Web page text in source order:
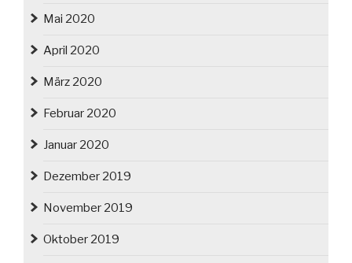
Mai 2020
April 2020
März 2020
Februar 2020
Januar 2020
Dezember 2019
November 2019
Oktober 2019